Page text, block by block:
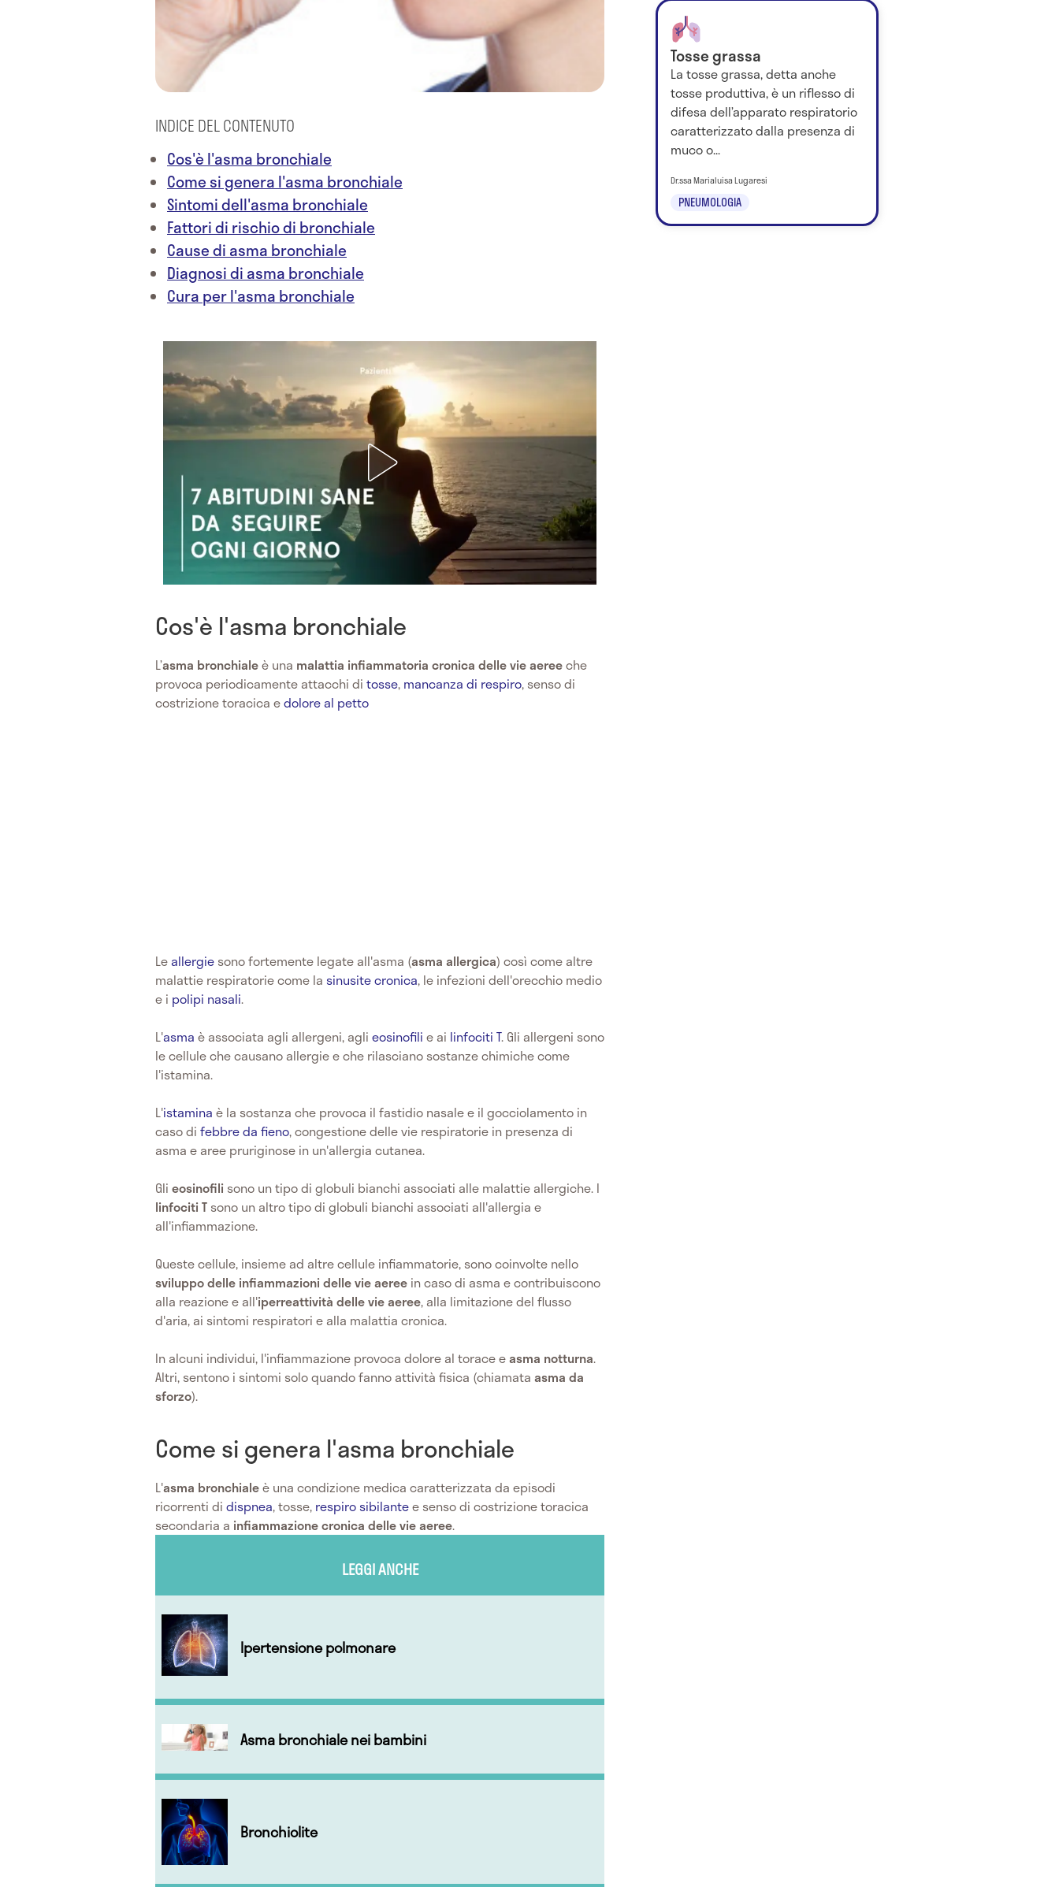
INDICE DEL CONTENUTO
Cos'è l'asma bronchiale
Come si genera l'asma bronchiale
Sintomi dell'asma bronchiale
Fattori di rischio di bronchiale
Cause di asma bronchiale
Diagnosi di asma bronchiale
Cura per l'asma bronchiale
Cos'è l'asma bronchiale
L’asma bronchialeè una malattia infiammatoria cronica delle vie aereeche
provoca periodicamente attacchi di tosse, mancanza di respiro, senso di
costrizione toracica edolore al petto
Leallergie sono fortemente legate all'asma (asma allergica) così come altre
malattie respiratorie come la sinusite cronica, le infezioni dell'orecchio medio
e i polipi nasali.
L'asma è associata agli allergeni, agli eosinofili e ai linfociti T. Gli allergeni sono
le cellule che causano allergie e che rilasciano sostanze chimiche come
l'istamina.
L'istamina è la sostanza che provoca il fastidio nasale e il gocciolamento in
caso di febbre da fieno, congestione delle vie respiratorie in presenza di
asma e aree pruriginose in un'allergia cutanea.
Gli eosinofili sono un tipo di globuli bianchi associati alle malattie allergiche. I
linfociti T sono un altro tipo di globuli bianchi associati all'allergia e
all'infiammazione.
Queste cellule, insieme ad altre cellule infiammatorie, sono coinvolte nello
sviluppo delle infiammazioni delle vie aeree in caso di asma e contribuiscono
alla reazione e all'iperreattività delle vie aeree, alla limitazione del flusso
d'aria, ai sintomi respiratori e alla malattia cronica.
In alcuni individui, l'infiammazione provoca dolore al torace easma notturna.
Altri, sentono i sintomi solo quando fanno attività fisica (chiamata asma da
sforzo).
Come si genera l'asma bronchiale
L'asma bronchialeè una condizione medica caratterizzata da episodi
ricorrenti di dispnea, tosse, respiro sibilantee senso di costrizione toracica
secondaria a infiammazione cronica delle vie aeree.
LEGGI ANCHE
Ipertensione polmonare
Asma bronchiale nei bambini
Bronchiolite
Tosse grassa
La tosse grassa, detta anche
tosse produttiva, è un riflesso di
difesa dell’apparato respiratorio
caratterizzato dalla presenza di
muco o...
PNEUMOLOGIA
Dr.ssa Marialuisa Lugaresi